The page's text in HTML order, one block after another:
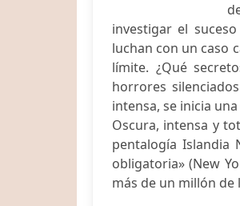
investigar el
luchan con un caso
límite. ¿Qué
horrores
intensa, se inicia
Oscura, intensa y
pentalogía Islandia
obligatoria» (New
más de un millón